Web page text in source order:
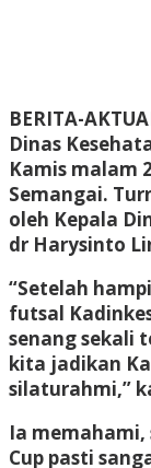
BERITA-
Dinas
Kamis malam
Semangai.
oleh Kepala
dr Harysinto
“Setelah
futsal
senang sekali
kita jadikan
silaturahmi,”
Ia
Cup pasti